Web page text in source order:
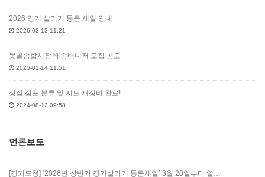
2026 경기 살리기 통큰 세일 안내
2026-03-13 11:21
못골종합시장 배송배니저 모집 공고
2025-01-14 11:51
상점 점포 분류 및 지도 재정비 완료!
2024-08-12 09:58
언론보도
[경기도청] ‘2026년 상반기 경기살리기 통큰세일’ 3월 20일부터 열…